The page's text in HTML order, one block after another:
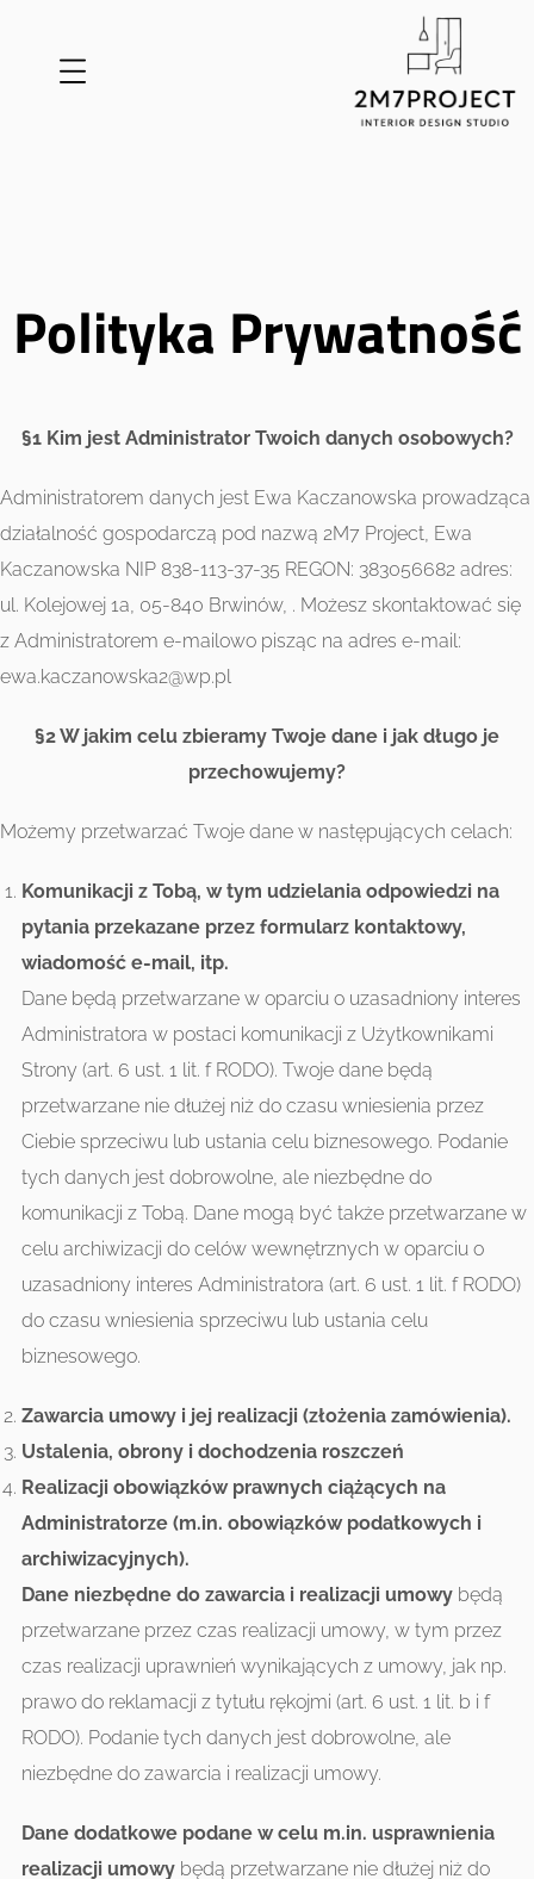
Polityka Prywatność
§1 Kim jest Administrator Twoich danych osobowych?
Administratorem danych jest Ewa Kaczanowska prowadząca
działalność gospodarczą pod nazwą 2M7 Project, Ewa
Kaczanowska NIP 838-113-37-35 REGON: 383056682 adres:
ul. Kolejowej 1a, 05-840 Brwinów, . Możesz skontaktować się
z Administratorem e-mailowo pisząc na adres e-mail:
ewa.kaczanowska2@wp.pl
§2 W jakim celu zbieramy Twoje dane i jak długo je
przechowujemy?
Możemy przetwarzać Twoje dane w następujących celach:
Komunikacji z Tobą, w tym udzielania odpowiedzi na
pytania przekazane przez formularz kontaktowy,
wiadomość e-mail, itp.
Dane będą przetwarzane w oparciu o uzasadniony interes
Administratora w postaci komunikacji z Użytkownikami
Strony (art. 6 ust. 1 lit. f RODO). Twoje dane będą
przetwarzane nie dłużej niż do czasu wniesienia przez
Ciebie sprzeciwu lub ustania celu biznesowego. Podanie
tych danych jest dobrowolne, ale niezbędne do
komunikacji z Tobą. Dane mogą być także przetwarzane w
celu archiwizacji do celów wewnętrznych w oparciu o
uzasadniony interes Administratora (art. 6 ust. 1 lit. f RODO)
do czasu wniesienia sprzeciwu lub ustania celu
biznesowego.
Zawarcia umowy i jej realizacji (złożenia zamówienia).
Ustalenia, obrony i dochodzenia roszczeń
Realizacji obowiązków prawnych ciążących na
Administratorze (m.in. obowiązków podatkowych i
archiwizacyjnych).
Dane niezbędne do zawarcia i realizacji umowy będą
przetwarzane przez czas realizacji umowy, w tym przez
czas realizacji uprawnień wynikających z umowy, jak np.
prawo do reklamacji z tytułu rękojmi (art. 6 ust. 1 lit. b i f
RODO). Podanie tych danych jest dobrowolne, ale
niezbędne do zawarcia i realizacji umowy.
Dane dodatkowe podane w celu m.in. usprawnienia
realizacji umowy będą przetwarzane nie dłużej niż do